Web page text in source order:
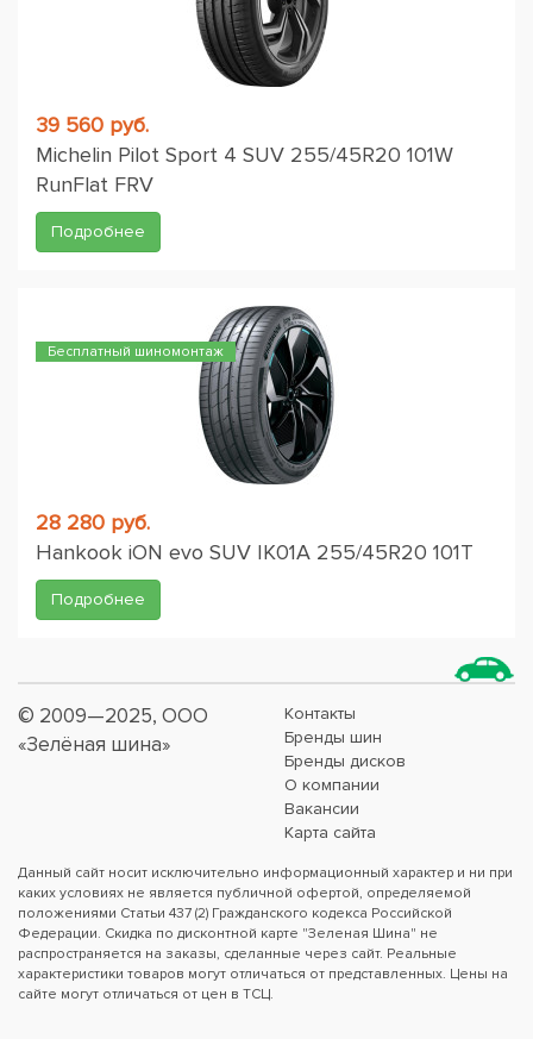
39 560 руб.
Michelin Pilot Sport 4 SUV 255/45R20 101W
RunFlat FRV
Подробнее
Бесплатный шиномонтаж
28 280 руб.
Hankook iON evo SUV IK01A 255/45R20 101T
Подробнее
© 2009—2025, ООО
«Зелёная шина»
Контакты
Бренды шин
Бренды дисков
О компании
Вакансии
Карта сайта
Данный сайт носит исключительно информационный характер и ни при
каких условиях не является публичной офертой, определяемой
положениями Статьи 437 (2) Гражданского кодекса Российской
Федерации. Скидка по дисконтной карте "Зеленая Шина" не
распространяется на заказы, сделанные через сайт. Реальные
характеристики товаров могут отличаться от представленных. Цены на
сайте могут отличаться от цен в ТСЦ.